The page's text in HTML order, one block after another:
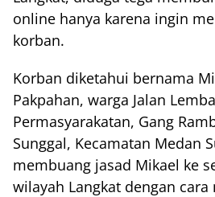
online hanya karena ingin
korban.
Korban diketahui bernama
Pakpahan, warga Jalan
Permasyarakatan, Gang
Sunggal, Kecamatan Medan
membuang jasad Mikael ke
wilayah Langkat dengan